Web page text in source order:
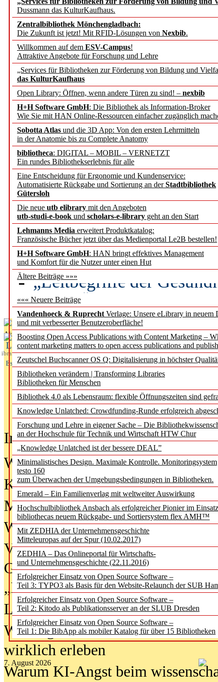
Dussmann das KulturKaufhaus.
Zentralbibliothek Mönchengladbach:
Die Zukunft ist jetzt! Mit RFID-Lösungen von Nexbib.
Willkommen auf dem ESV-Campus!
Attraktive Angebote für Forschung und Lehre
„Services für Bibliotheken zur Förderung von Bildung und
das KulturKaufhaus
Open Library: Öffnen, wenn andere Türen zu sind! – nexbib
H+H Software GmbH: Die Bibliothek als Information-Broker
Wie Sie mit HAN Online-Ressourcen einfacher zugänglich
Sobotta Atlas und die 3D App: Von den ersten Lehrmitteln
in der Anatomie bis zu Complete Anatomy
bibliotheca: DIGITAL – MOBIL – VERNETZT
Ein rundes Bibliothekserlebnis für alle
Eine Entscheidung für Ergonomie und Kundenservice:
Automatisierte Rückgabe und Sortierung an derStadtbibliothek
Gütersloh
Die neue utb elibrary mit den Angeboten
utb-studi-e-book und scholars-e-library geht an den Start
Lehmanns Media erweitert Produktkatalog:
Französische Bücher jetzt über das Medienportal Le2B bestellen!
H+H Software GmbH: HAN bringt effektives Management
und Komfort für die Nutzer unter einen Hut
Ältere Beiträge »»»
««« Neuere Beiträge
Vandenhoeck & Ruprecht Verlage: Unsere eLibrary in neuem
und mit verbesserter Benutzeroberfläche!
Boosting Open Access Publications with Content Marketing –
content marketing matters to open access publications and
Zeutschel Buchscanner OS Q: Digitalisierung in höchster
Bibliotheken verändern | Transforming Libraries
Bibliotheken für Menschen
Bibliothek 4.0 als Lebensraum: flexible Öffnungszeiten sind
Knowledge Unlatched: Crowdfunding-Runde erfolgreich
Forschung und Lehre in eigener Sache – Die
an der Hochschule für Technik und Wirtschaft HTW Chur
„Knowledge Unlatched ist der bessere DEAL”
Minimalistisches Design. Maximale Kontrolle. Monitoringsystem
testo 160
zum Überwachen der Umgebungsbedingungen in Bibliotheken.
Emerald – Ein Familienverlag mit weltweiter Auswirkung
Hochschulbibliothek Ansbach als erfolgreicher Pionier im
bibliothecas neuem Rückgabe- und Sortiersystem flex AMH™
Mit ZEDHIA der Unternehmensgeschichte
Mitteleuropas auf der Spur (10.02.2017)
ZEDHIA – Das Onlineportal für Wirtschafts-
und Unternehmensgeschichte (22.11.2016)
Erfolgreicher Einsatz von Open Source Software –
Teil 3: TYPO3 als Basis für den Website-Relaunch der SUB
Erfolgreicher Einsatz von Open Source Software –
Teil 2: Kitodo als Publikationsserver an der SLUB Dresden
Erfolgreicher Einsatz von Open Source Software –
Teil 1: Die BibApp als mobiler Katalog für über 15 Bibliotheken
7. August 2026
angepasst
konstruktiv!
Mohr Siebeck
und die Zeitschrift für
Francke Attempto
EBSCO Information
Recherchefunktionen in
Sorbisches Institut neu
Geschichte und
Künstliche Intelligenz
besser zu verstehen
„Leitbegriffe der
des BIÖG erscheinen
Aktuelles aus
L
ibrary
Essentials
In der Ausgabe06/2026(August
Was Hochschul­bibliotheken von
Kinder in der digitalen Welt
Metadaten als Infrastruktur
Wenn Bots katalogisieren
Von Abschlusskleidern bis
Geisterjagd-Ausrüstung in der
„Library of Things“ unterwegs
Lesen als Infrastrukturaufgabe
Wie Jugendliche Social Media
wirklich erleben
Warum KI-Angst beim